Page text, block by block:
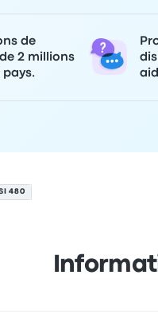
de
2 millions
pays.
480